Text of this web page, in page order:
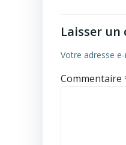
Laisser
Votre adresse
Commentaire